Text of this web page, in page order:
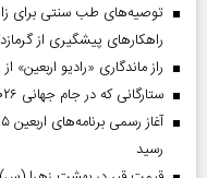
توصیه‌های طب سنتی برای
راهکارهای پیشگیری از
راز ماندگاری «رادیو
ستارگانی که در جام جهانی ۲۰۲۶ بازی نکردند
رسید